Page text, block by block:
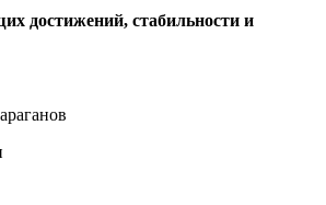
достижений, стабильности и